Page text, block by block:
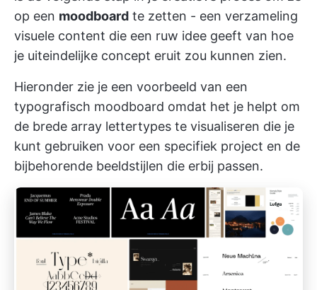
op een moodboard te zetten - een verzameling
visuele content die een ruw idee geeft van hoe
je uiteindelijke concept eruit zou kunnen zien.
Hieronder zie je een voorbeeld van een
typografisch moodboard omdat het je helpt om
de brede array lettertypes te visualiseren die je
kunt gebruiken voor een specifiek project en de
bijbehorende beeldstijlen die erbij passen.